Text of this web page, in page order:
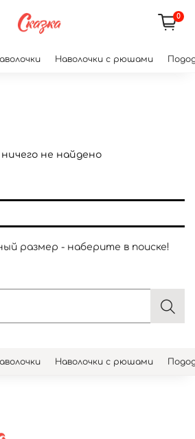
0
Наволочки с рюшами
не найдено
размер - наберите в поиске!
Наволочки с рюшами